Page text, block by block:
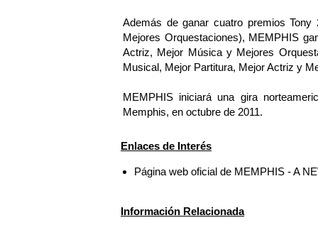
Además de ganar cuatro premios
Mejores Orquestaciones), MEMPHIS
Actriz, Mejor Música y Mejores
Musical, Mejor Partitura, Mejor Actriz y
MEMPHIS iniciará una gira
Memphis, en octubre de 2011.
Enlaces de Interés
Página web oficial de MEMPHIS - A
Información Relacionada